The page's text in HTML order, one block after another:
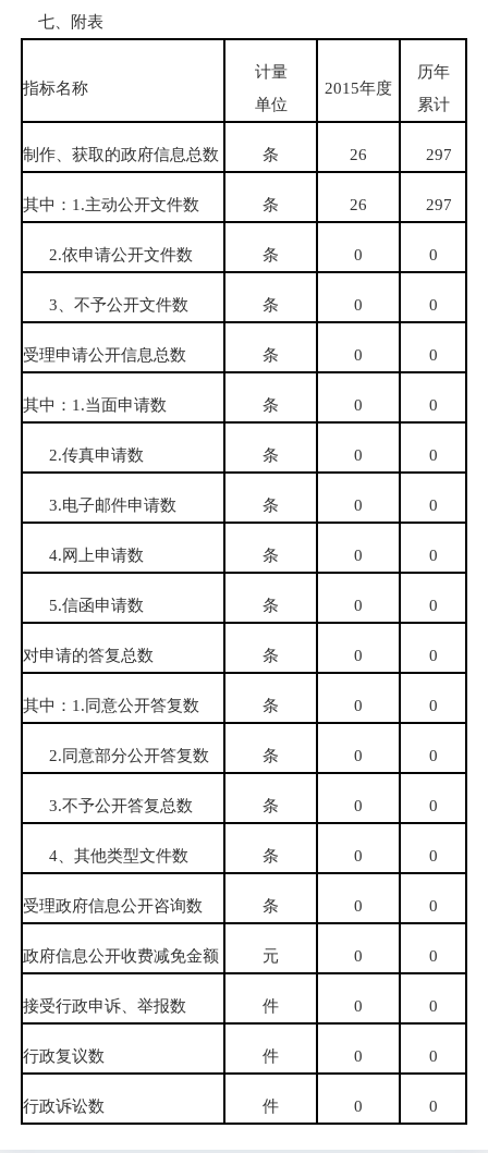
七、附表
指标名称
计量
单位
2015年度
历年
累计
制作、获取的政府信息总数 条 26 297
其中： 1.主动公开文件数 条 26 297
2.依申请公开文件数 条 0 0
3 、不予公开文件数 条 0 0
受理申请公开信息总数 条 0 0
其中： 1.当面申请数 条 0 0
2.传真申请数 条 0 0
3.电子邮件申请数 条 0 0
4.网上申请数 条 0 0
5.信函申请数 条 0 0
对申请的答复总数 条 0 0
其中： 1.同意公开答复数 条 0 0
2.同意部分公开答复数 条 0 0
3.不予公开答复总数 条 0 0
4 、其他类型文件数 条 0 0
受理政府信息公开咨询数 条 0 0
政府信息公开收费减免金额 元 0 0
接受行政申诉、举报数 件 0 0
行政复议数 件 0 0
行政诉讼数 件 0 0